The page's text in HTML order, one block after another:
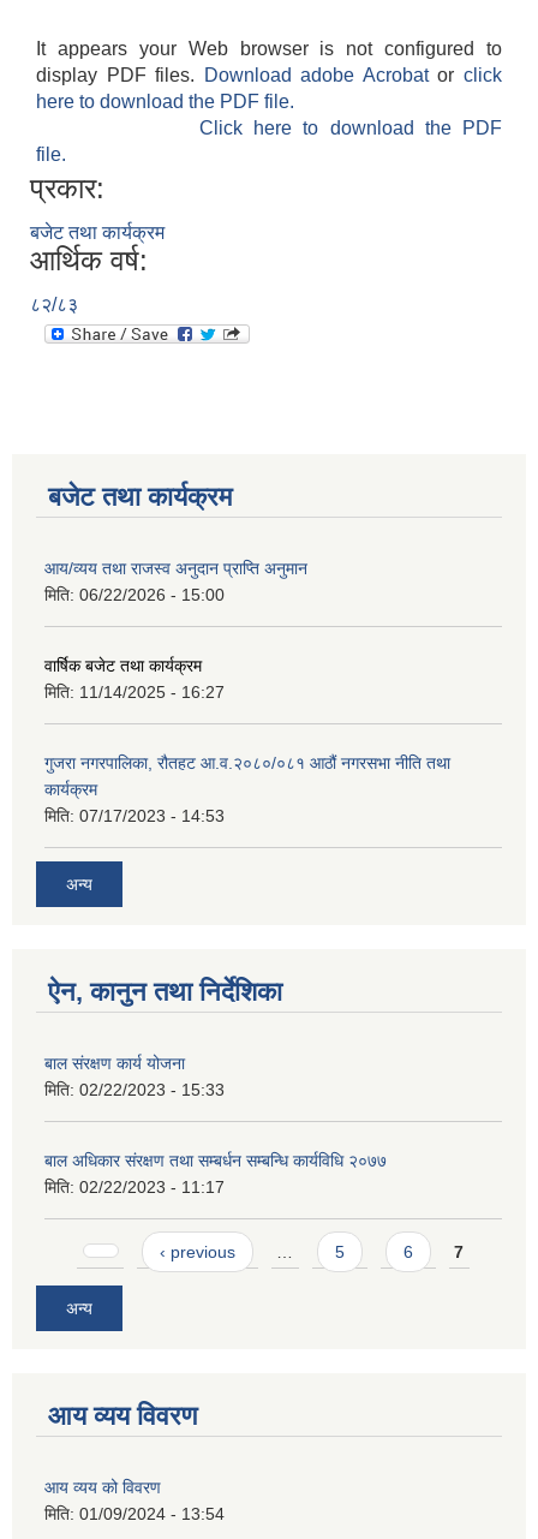
It appears your Web browser is not configured to
display PDF files.
Download adobe Acrobatorclick
here to download the PDF file.
Click here to download the PDF
file.
प्रकार:
बजेट तथा कार्यक्रम
आर्थिक वर्ष:
८२/८३
बजेट तथा कार्यक्रम
आय/व्यय तथा राजस्व अनुदान प्राप्ति अनुमान
मिति: 06/22/2026 - 15:00
वार्षिक बजेट तथा कार्यक्रम
मिति: 11/14/2025 - 16:27
गुजरा नगरपालिका, रौतहट आ.व.२०८०/०८१ आठौं नगरसभा नीति तथा
कार्यक्रम
मिति: 07/17/2023 - 14:53
अन्य
ऐन, कानुन तथा निर्देशिका
बाल संरक्षण कार्य योजना
मिति: 02/22/2023 - 15:33
बाल अधिकार संरक्षण तथा सम्बर्धन सम्बन्धि कार्यविधि २०७७
मिति: 02/22/2023 - 11:17
Pages ‹ previous … 5 6 7
अन्य
आय व्यय विवरण
आय व्यय को विवरण
मिति: 01/09/2024 - 13:54